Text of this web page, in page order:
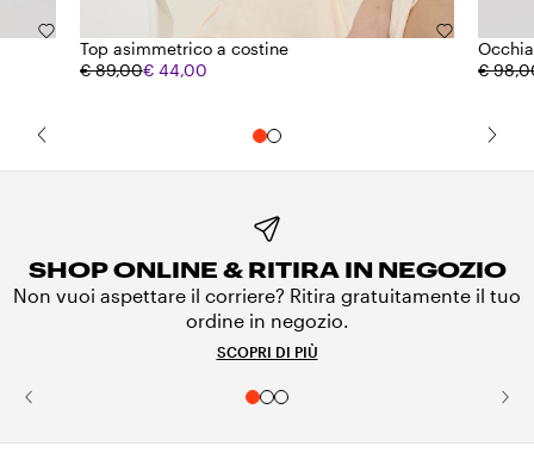
Top asimmetrico a costine
€ 89,00€ 44,00
€
SHOP ONLINE & RITIRA IN NEGOZIO
Non vuoi aspettare il corriere? Ritira gratuitamente il tuo
ordine in negozio.
SCOPRI DI PIÙ